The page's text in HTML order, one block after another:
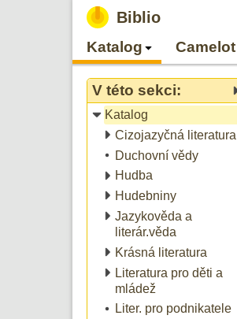
Biblio
Katalog Camelot
V této sekci:
Katalog
Cizojazyčná literatura
Duchovní vědy
Hudba
Hudebniny
Jazykověda a
literár.věda
Krásná literatura
Literatura pro děti a
mládež
Liter. pro podnikatele